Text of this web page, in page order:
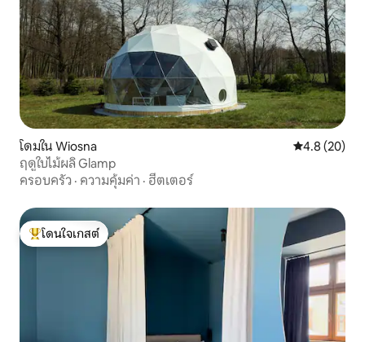
โดมใน Wiosna คะแนนเฉลี่ย
4.8 (20)
ฤดูใบไม้ผลิ Glamp
ครอบครัว · ความคุ้มค่า · ฮีตเตอร์
โดนใจเกสต์ที่สุด
โดนใจเกสต์